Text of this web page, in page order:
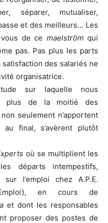
séparer, mutualiser,
et des meilleurs… Les
de ce maelströmqui
pas. Pas plus les parts
des salariés ne
organisatrice.
sur laquelle nous
plus de la moitié des
seulement n’apportent
final, s’avèrent plutôt
où se multiplient les
départs intempestifs,
l’emploi chez A.P.E.
en cours de
et dont les responsables
proposer des postes de